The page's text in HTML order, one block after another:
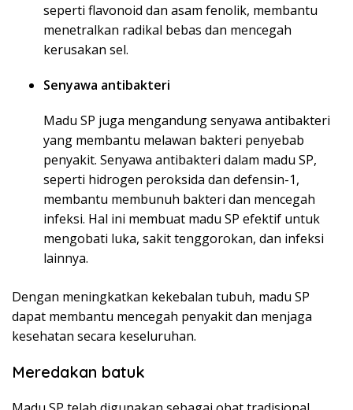
seperti flavonoid dan asam fenolik, membantu
menetralkan radikal bebas dan mencegah
kerusakan sel.
Senyawa antibakteri
Madu SP juga mengandung senyawa antibakteri
yang membantu melawan bakteri penyebab
penyakit. Senyawa antibakteri dalam madu SP,
seperti hidrogen peroksida dan defensin-1,
membantu membunuh bakteri dan mencegah
infeksi. Hal ini membuat madu SP efektif untuk
mengobati luka, sakit tenggorokan, dan infeksi
lainnya.
Dengan meningkatkan kekebalan tubuh, madu SP
dapat membantu mencegah penyakit dan menjaga
kesehatan secara keseluruhan.
Meredakan batuk